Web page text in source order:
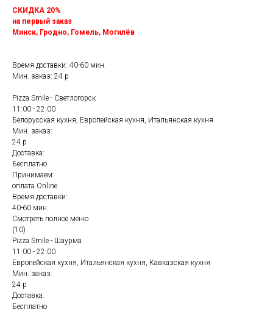
СКИДКА 20%
на первый заказ
Минск, Гродно, Гомель, Могилёв
Время доставки: 40-60 мин.
Мин. заказ: 24 р
Pizza Smile - Светлогорск
11:00 - 22:00
Белорусская кухня, Европейская кухня, Итальянская кухня
Мин. заказ:
24 р
Доставка:
Бесплатно
Принимаем:
оплата Online
Время доставки:
40-60 мин.
Смотреть полное меню
(10)
Pizza Smile - Шаурма
11:00 - 22:00
Европейская кухня, Итальянская кухня, Кавказская кухня
Мин. заказ:
24 р
Доставка:
Бесплатно